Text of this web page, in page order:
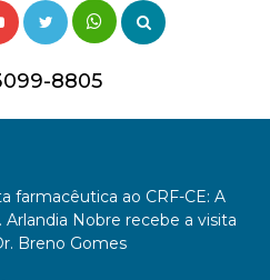
8805
farmacêutica ao CRF-CE: A
Arlandia Nobre recebe a visita
Breno Gomes